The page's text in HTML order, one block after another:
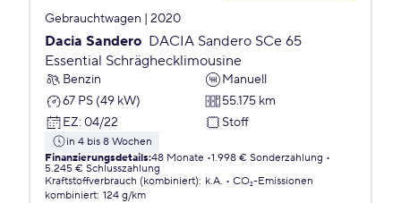
Gebrauchtwagen | 2020
Dacia Sandero DACIA Sandero SCe 65
Essential Schräghecklimousine
Benzin
Manuell
67 PS (49 kW)
55.175 km
EZ: 04/22 Stoff
in 4 bis 8 Wochen
Finanzierungsdetails:48 Monate 1.998 € Sonderzahlung
5.245 € Schlusszahlung
Kraftstoffverbrauch (kombiniert): k.A.
CO₂-Emissionen
kombiniert: 124 g/km